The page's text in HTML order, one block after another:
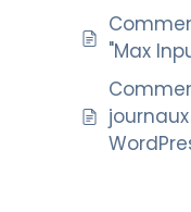
"Max
journaux